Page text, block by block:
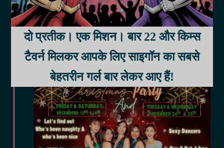
2024
13, 14 और 24, 25 दिसंबर
दो प्रतीक। एक मिशन। बार 22 और किम्स
टैवर्न मिलकर आपके लिए साइगॉन का सबसे
बेहतरीन गर्ल बार लेकर आए हैं!